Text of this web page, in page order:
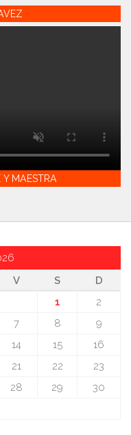
Y MAESTRA
V S
D
1
2
7 8
9
14 15
16
21 22
23
28 29
30